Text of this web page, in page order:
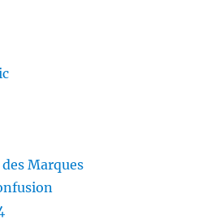
Marques